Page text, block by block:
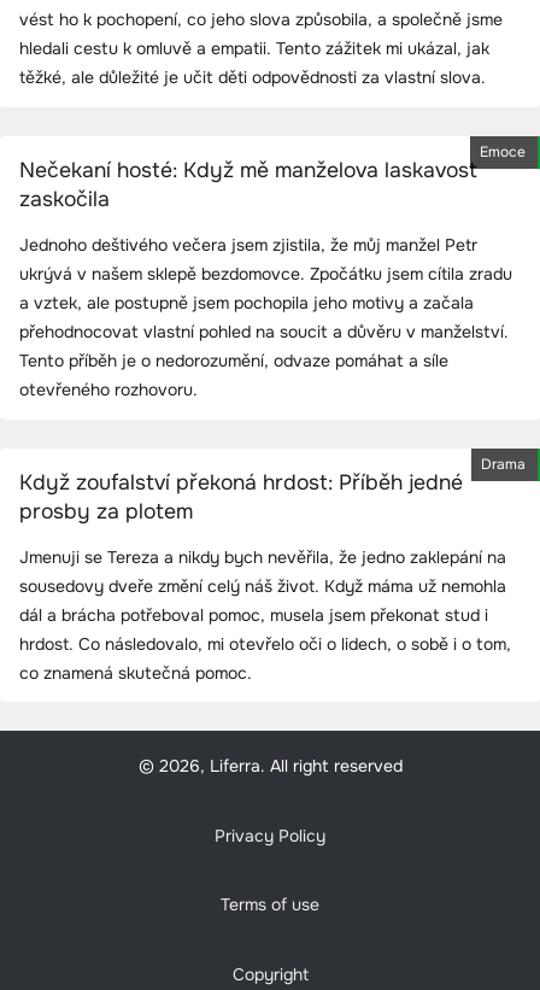
vést ho k pochopení, co jeho slova způsobila, a společně jsme
hledali cestu k omluvě a empatii. Tento zážitek mi ukázal, jak
těžké, ale důležité je učit děti odpovědnosti za vlastní slova.
Emoce
Nečekaní hosté: Když mě manželova laskavost
zaskočila
Jednoho deštivého večera jsem zjistila, že můj manžel Petr
ukrývá v našem sklepě bezdomovce. Zpočátku jsem cítila zradu
a vztek, ale postupně jsem pochopila jeho motivy a začala
přehodnocovat vlastní pohled na soucit a důvěru v manželství.
Tento příběh je o nedorozumění, odvaze pomáhat a síle
otevřeného rozhovoru.
Drama
Když zoufalství překoná hrdost: Příběh jedné
prosby za plotem
Jmenuji se Tereza a nikdy bych nevěřila, že jedno zaklepání na
sousedovy dveře změní celý náš život. Když máma už nemohla
dál a brácha potřeboval pomoc, musela jsem překonat stud i
hrdost. Co následovalo, mi otevřelo oči o lidech, o sobě i o tom,
co znamená skutečná pomoc.
© 2026, Liferra. All right reserved
Privacy Policy
Terms of use
Copyright